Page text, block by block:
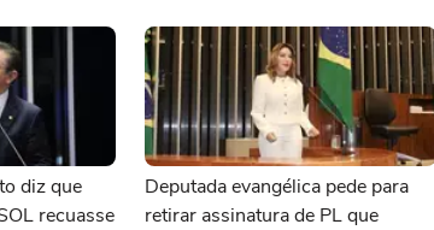
diz que
recuasse
Deputada evangélica pede para
retirar assinatura de PL que